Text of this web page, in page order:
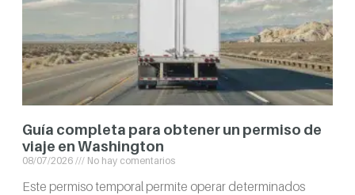
Guía completa para obtener un permiso de
viaje en Washington
08/07/2026 No hay comentarios
Este permiso temporal permite operar determinados